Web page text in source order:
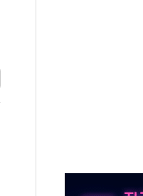
8~9일 최대 100mm 호우
결… 수니파 국가들의 새 안보
래·ETF 매수에도 고유가·금